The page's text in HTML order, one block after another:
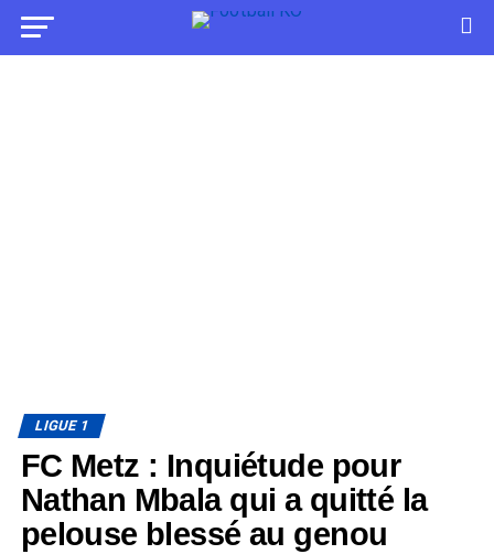
LIGUE 1
FC Metz : Inquiétude pour
Nathan Mbala qui a quitté la
pelouse blessé au genou